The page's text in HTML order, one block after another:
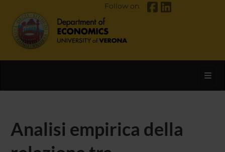
Follow on
Analisi empirica della